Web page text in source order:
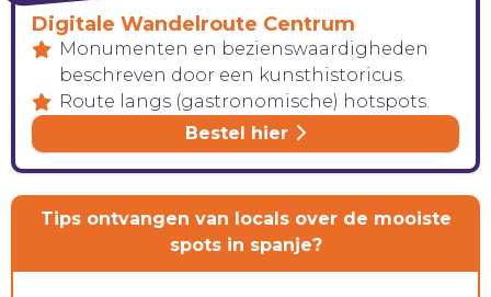
Digitale Wandelroute Centrum
Monumenten en bezienswaardigheden
beschreven door een kunsthistoricus.
Route langs (gastronomische) hotspots.
Bestel hier
Tips ontvangen van locals over de mooiste
spots in spanje?